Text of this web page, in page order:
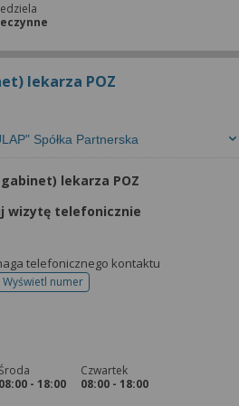
lekarza POZ
Spółka Partnerska
lekarza POZ
wizytę telefonicznie
telefonicznego kontaktu
Wyświetl numertelefonu do rejestracji
08:00 - 18:00
Czwartek
08:00 - 18:00